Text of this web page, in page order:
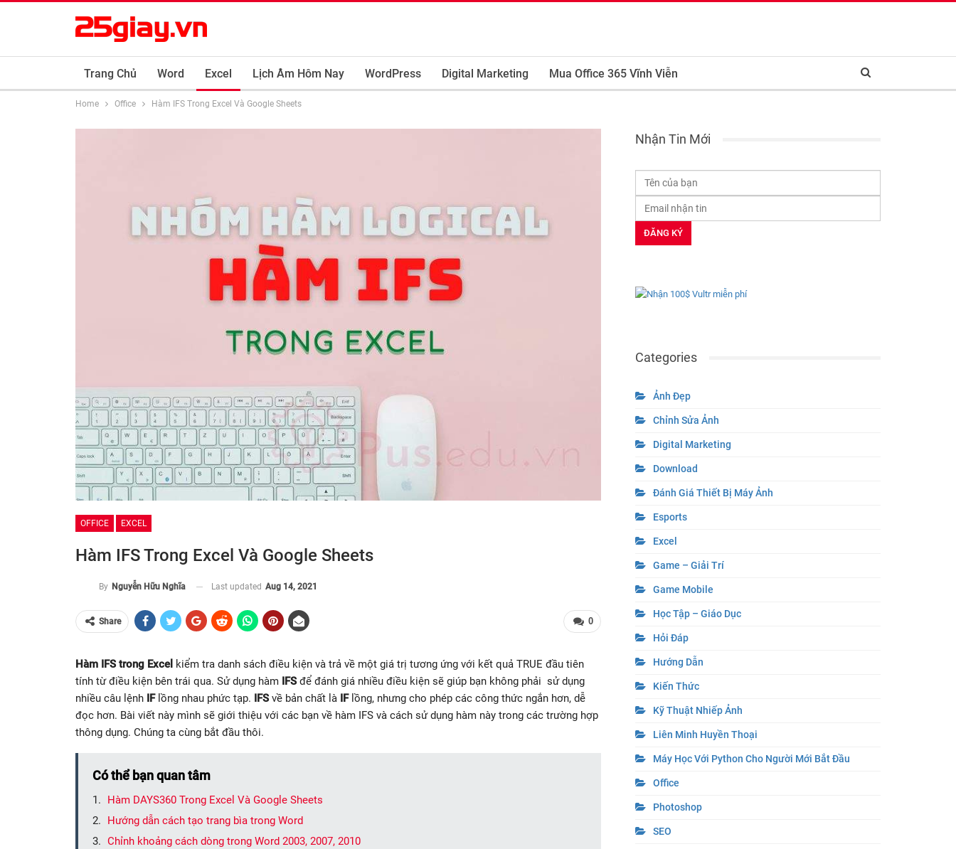
Trang Chủ Word Excel Lịch Âm Hôm Nay WordPress Digital Marketing Mua Office 365 Vĩnh Viễn
Home Office Hàm IFS Trong Excel Và Google Sheets
OFFICE EXCEL
Hàm IFS Trong Excel Và Google Sheets
By Nguyễn Hữu Nghĩa Last updated Aug 14, 2021
0
Share
Hàm IFS trong Excel kiểm tra danh sách điều kiện và trả về một giá trị tương ứng với kết quả TRUE đầu tiên
tính từ điều kiện bên trái qua. Sử dụng hàm
IFS để đánh giá nhiều điều kiện sẽ giúp bạn không phải sử dụng
nhiều câu lệnh
IFlồng nhau phức tạp. IFS về bản chất là IFlồng, nhưng cho phép các công thức ngắn hơn, dễ
đọc hơn. Bài viết này mình sẽ giới thiệu với các bạn về hàm IFS và cách sử dụng hàm này trong các trường hợp
thông dụng. Chúng ta cùng bắt đầu thôi.
Có thể bạn quan tâm
Hàm DAYS360 Trong Excel Và Google Sheets
Hướng dẫn cách tạo trang bìa trong Word
Chỉnh khoảng cách dòng trong Word 2003, 2007, 2010
Nhận Tin Mới
Categories
Ảnh Đẹp
Chỉnh Sửa Ảnh
Digital Marketing
Download
Đánh Giá Thiết Bị Máy Ảnh
Esports
Excel
Game – Giải Trí
Game Mobile
Học Tập – Giáo Dục
Hỏi Đáp
Hướng Dẫn
Kiến Thức
Kỹ Thuật Nhiếp Ảnh
Liên Minh Huyền Thoại
Máy Học Với Python Cho Người Mới Bắt Đầu
Office
Photoshop
SEO